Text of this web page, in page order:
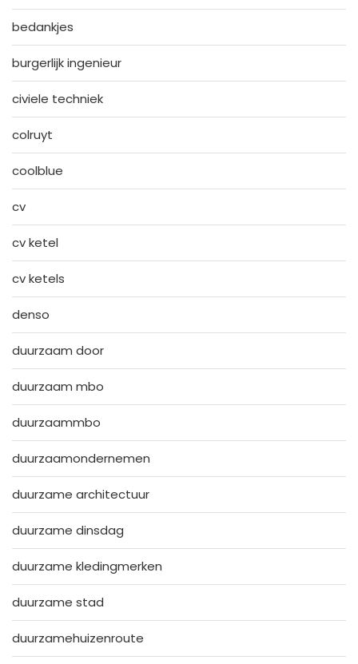
bedankjes
burgerlijk ingenieur
civiele techniek
colruyt
coolblue
cv
cv ketel
cv ketels
denso
duurzaam door
duurzaam mbo
duurzaammbo
duurzaamondernemen
duurzame architectuur
duurzame dinsdag
duurzame kledingmerken
duurzame stad
duurzamehuizenroute